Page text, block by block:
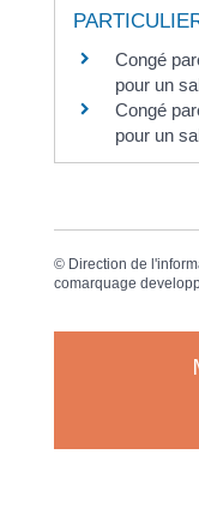
Congé
pour un
Congé
pour un
© Direction de
comarquage